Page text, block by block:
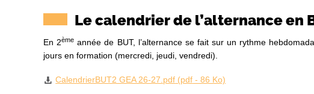
Le calendrier de l’alternance en
En 2ème année de BUT, l’alternance se fait sur un rythme
jours en formation (mercredi, jeudi, vendredi).
CalendrierBUT2 GEA 26-27.pdf (pdf - 86 Ko)